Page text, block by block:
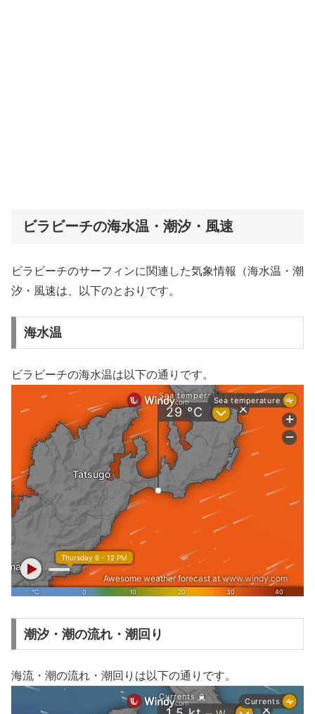
ビラビーチの海水温・潮汐・風速
ビラビーチのサーフィンに関連した気象情報（海水温・潮
汐・風速は、以下のとおりです。
海水温
ビラビーチの海水温は以下の通りです。
潮汐・潮の流れ・潮回り
海流・潮の流れ・潮回りは以下の通りです。